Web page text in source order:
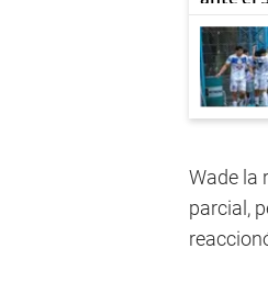
Wade la
parcial,